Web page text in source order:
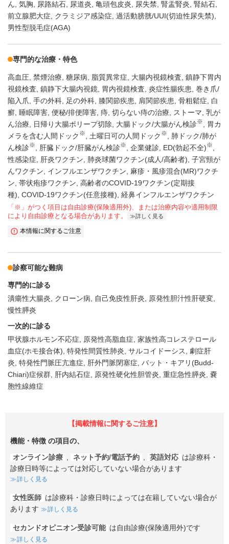
ん 気胸 尿路結石 尿道炎 亀頭包皮炎 尿失禁 腎盂腎炎 腎結石
前立腺肥大症
クラミジア感染症 過活動膀胱/UUI(切迫性尿失禁)
男性型脱毛症(AGA)
専門的な治療・特色
高血圧 禁煙治療 糖尿病 脂質異常症 大腸内視鏡検査 鎮静下胃内
視鏡検査 鎮静下大腸内視鏡 胃内視鏡検査 炎症性腸疾患 巻き爪/
陥入爪 手の外科 足の外科 膝関節疾患 肩関節疾患 骨粗鬆症
白
癬 睡眠障害 便秘/排便障害 痔 切らない痔の治療 ストーマ 乳が
ん治療
日帰り大腸ポリープ切除 大腸ドック/大腸がん検診※
胃カ
メラを含む人間ドック ※ 土曜日可の人間ドック ※
肺ドック/肺が
ん検診※ 肝臓ドック/肝臓がん検診※ 企業健診 ED(勃起不全)※
性感染症 肝炎ワクチン 肺炎球菌ワクチン(成人/高齢者) 子宮頸が
んワクチン
インフルエンザワクチン
麻疹・風疹混合(MR)ワクチ
ン 帯状疱疹ワクチン 高齢者のCOVID-19ワクチン(定期接
種) COVID-19ワクチン(任意接種) 経鼻インフルエンザワクチン
「※」がつく項目は自由診療(保険適用外)、または治療内容や適用制限
により自由診療となる場合があります。
詳しく見る
本情報に関するご注意
診察可能な難病
専門的に診る
潰瘍性大腸炎
クローン病 自己免疫性肝炎
原発性胆汁性肝硬変
慢性膵炎
一次的に診る
甲状腺ホルモン不応症
原発性高脂血症 家族性高コレステロール
血症(ホモ接合体) 特発性間質性肺炎 サルコイドーシス
劇症肝
炎 特発性門脈圧亢進症 肝外門脈閉塞症 バット・キアリ(Budd-
Chiari)症候群
肝内結石症 原発性硬化性胆管炎 重症急性膵炎 嚢
胞性線維症
【掲載情報に関するご注意】
機能・特徴 の項目の、
オンライン診療 ネット予約/電話予約 英語対応 は診療科・
診療日時等によっては対応していない場合があります
詳しく見る
女性医師 は診療科・診療日時によっては在籍していない場合が
あります
詳しく見る
セカンドオピニオン受診可能 は自由診療(保険適用外)です
詳しく見る